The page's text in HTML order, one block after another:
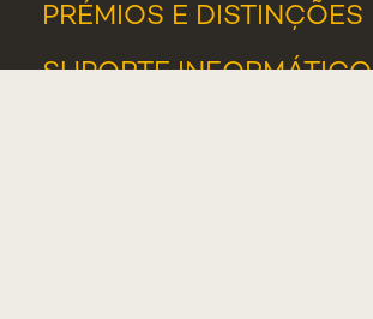
PRÉMIOS E DISTINÇÕES
SUPORTE INFORMÁTICO